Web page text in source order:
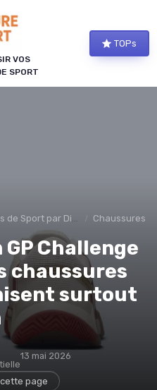
VOS
SPORT
TOPs
Sport par Discipline Chaussures
Challenge
chaussures
surtout
13 mai 2026
page